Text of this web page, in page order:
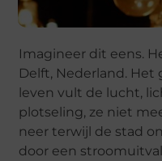
Imagineer dit eens.
Delft, Nederland. Het
leven vult de lucht,
plotseling, ze niet
neer terwijl de stad
door een